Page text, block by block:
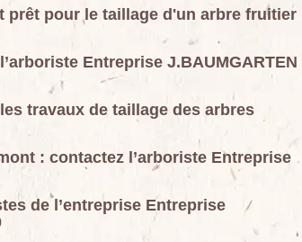
prêt pour le taillage d'un arbre fruitier
Entreprise J.BAUMGARTEN
travaux de taillage des arbres
: contactez l’arboriste Entreprise
de l’entreprise Entreprise